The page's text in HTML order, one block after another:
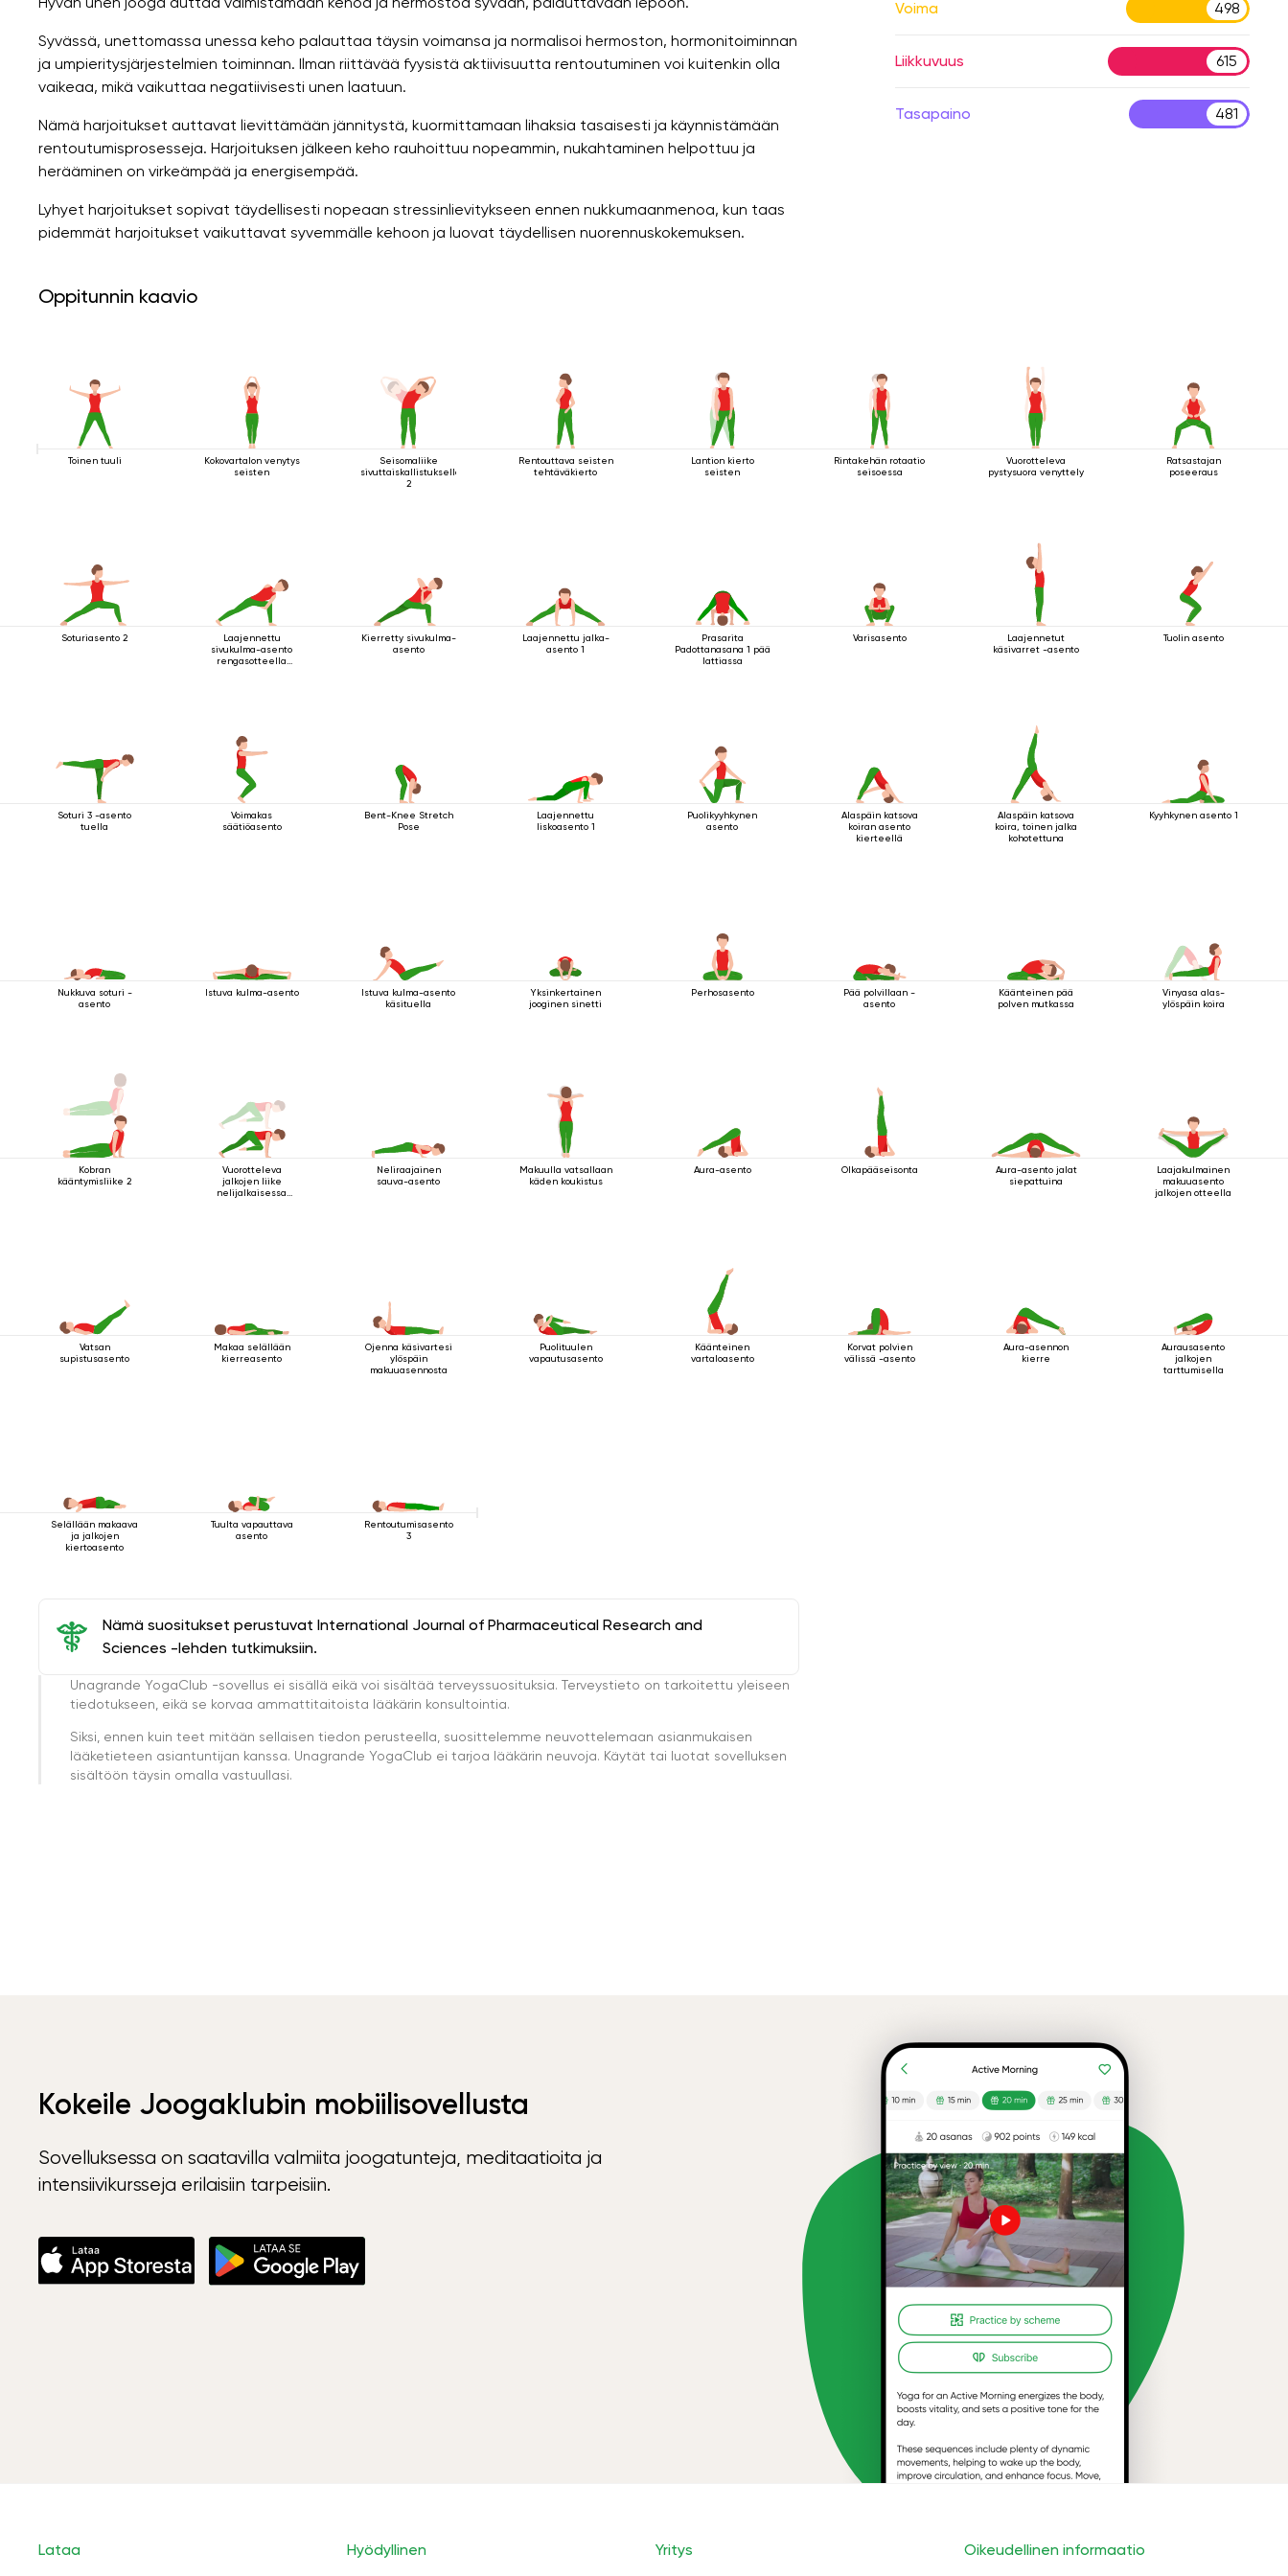
Syvässä, unettomassa unessa keho palauttaa täysin voimansa ja normalisoi hermoston, hormonitoiminnan
ja umpieritysjärjestelmien toiminnan. Ilman riittävää fyysistä aktiivisuutta rentoutuminen voi kuitenkin olla
vaikeaa, mikä vaikuttaa negatiivisesti unen laatuun.
Nämä harjoitukset auttavat lievittämään jännitystä, kuormittamaan lihaksia tasaisesti ja käynnistämään
rentoutumisprosesseja. Harjoituksen jälkeen keho rauhoittuu nopeammin, nukahtaminen helpottuu ja
herääminen on virkeämpää ja energisempää.
Lyhyet harjoitukset sopivat täydellisesti nopeaan stressinlievitykseen ennen nukkumaanmenoa, kun taas
pidemmät harjoitukset vaikuttavat syvemmälle kehoon ja luovat täydellisen nuorennuskokemuksen.
Voima 498
Liikkuvuus 615
Tasapaino 481
Oppitunnin kaavio
Toinen tuuli
Kokovartalon venytys
seisten
Seisomaliike
sivuttaiskallistuksella
2
Rentouttava seisten
tehtäväkierto
Lantion kierto
seisten
Rintakehän rotaatio
seisoessa
Vuorotteleva
pystysuora venyttely
Ratsastajan
poseeraus
Soturiasento 2
Laajennettu
sivukulma-asento
rengasotteella
Kierretty sivukulma-
asento
Laajennettu jalka-
asento 1
Prasarita
Padottanasana 1 pää
lattiassa
Varisasento
Laajennetut
käsivarret -asento
Tuolin asento
Soturi 3 -asento
tuella
Voimakas
säätiöasento
Bent-Knee Stretch
Pose
Laajennettu
liskoasento 1
Puolikyyhkynen
asento
Alaspäin katsova
koiran asento
kierteellä
Alaspäin katsova
koira, toinen jalka
kohotettuna
Kyyhkynen asento 1
Nukkuva soturi -
asento
Istuva kulma-asento
Istuva kulma-asento
käsituella
Yksinkertainen
jooginen sinetti
Perhosasento
Pää polvillaan -
asento
Käänteinen pää
polven mutkassa
Vinyasa alas-
ylöspäin koira
Kobran
kääntymisliike 2
Vuorotteleva
jalkojen liike
nelijalkaisessa
Neliraajainen
sauva-asento
Makuulla vatsallaan
käden koukistus
Aura-asento Olkapääseisonta
Aura-asento jalat
siepattuina
Laajakulmainen
makuuasento
jalkojen otteella
Vatsan
supistusasento
Makaa selällään
kierreasento
Ojenna käsivartesi
ylöspäin
makuuasennosta
Puolituulen
vapautusasento
Käänteinen
vartaloasento
Korvat polvien
välissä -asento
Aura-asennon
kierre
Aurausasento
jalkojen
tarttumisella
Selällään makaava
ja jalkojen
kiertoasento
Tuulta vapauttava
asento
Rentoutumisasento
3
Nämä suositukset perustuvat International Journal of Pharmaceutical Research and
Sciences -lehden tutkimuksiin.
Unagrande YogaClub -sovellus ei sisällä eikä voi sisältää terveyssuosituksia. Terveystieto on tarkoitettu yleiseen
tiedotukseen, eikä se korvaa ammattitaitoista lääkärin konsultointia.
Siksi, ennen kuin teet mitään sellaisen tiedon perusteella, suosittelemme neuvottelemaan asianmukaisen
lääketieteen asiantuntijan kanssa. Unagrande YogaClub ei tarjoa lääkärin neuvoja. Käytät tai luotat sovelluksen
sisältöön täysin omalla vastuullasi.
Kokeile Joogaklubin mobiilisovellusta
Sovelluksessa on saatavilla valmiita joogatunteja, meditaatioita ja
intensiivikursseja erilaisiin tarpeisiin.
Lataa Hyödyllinen Yritys Oikeudellinen informaatio